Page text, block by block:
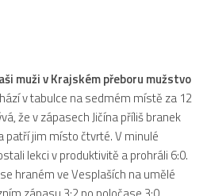
muži v Krajském přeboru mužstvo
v tabulce na sedmém místě za 12
že v zápasech Jičína příliš branek
patří jim místo čtvrté. V minulé
lekci v produktivitě a prohráli 6:0.
hraném ve Vesplaších na umělé